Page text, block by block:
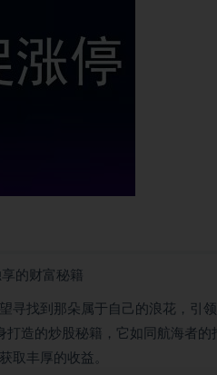
的财富秘籍
寻找到那朵属于自己的浪花，引
造的炒股秘籍，它如同航海者的
取丰厚的收益。